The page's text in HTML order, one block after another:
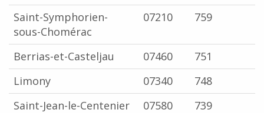
Saint-Symphorien-
sous-Chomérac
07210 759
Berrias-et-Casteljau 07460
751
Limony
07340
748
Saint-Jean-le-Centenier
07580
739